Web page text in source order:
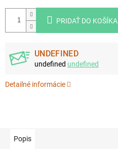
PRIDAŤ DO KOŠÍKA
UNDEFINED
undefined undefined
Detailné informácie
Popis